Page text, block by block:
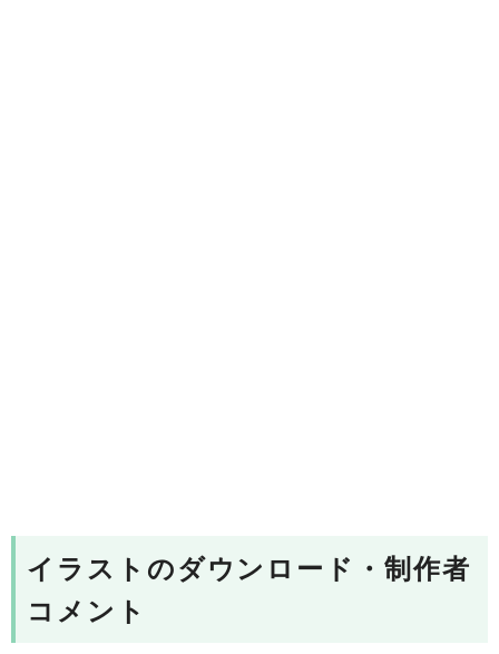
イラストのダウンロード・制作者
コメント